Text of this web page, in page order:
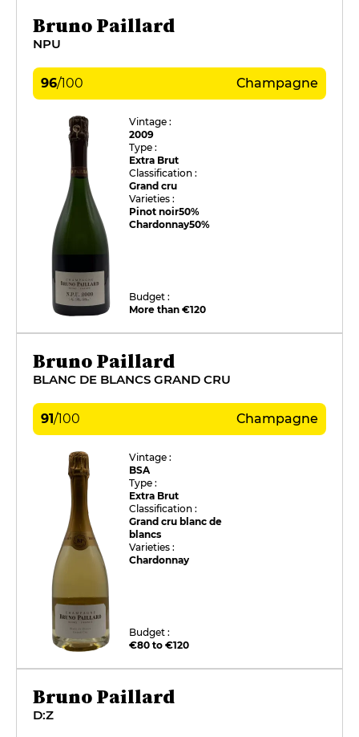
Bruno Paillard
NPU
96/100 Champagne
Vintage :
2009
Type :
Extra Brut
Classification :
Grand cru
Varieties :
Pinot noir50%
Chardonnay50%
Budget :
More than €120
Bruno Paillard
BLANC DE BLANCS GRAND CRU
91/100 Champagne
Vintage :
BSA
Type :
Extra Brut
Classification :
Grand cru blanc de
blancs
Varieties :
Chardonnay
Budget :
€80 to €120
Bruno Paillard
D:Z